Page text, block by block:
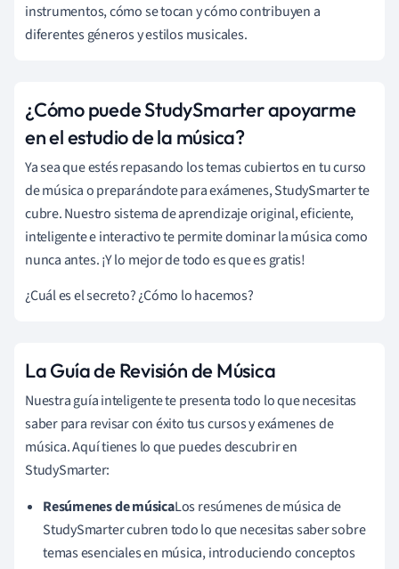
instrumentos, cómo se tocan y cómo contribuyen a
diferentes géneros y estilos musicales.
¿Cómo puede StudySmarter apoyarme
en el estudio de la música?
Ya sea que estés repasando los temas cubiertos en tu curso
de música o preparándote para exámenes, StudySmarter te
cubre. Nuestro sistema de aprendizaje original, eficiente,
inteligente e interactivo te permite dominar la música como
nunca antes. ¡Y lo mejor de todo es que es gratis!
¿Cuál es el secreto? ¿Cómo lo hacemos?
La Guía de Revisión de Música
Nuestra guía inteligente te presenta todo lo que necesitas
saber para revisar con éxito tus cursos y exámenes de
música. Aquí tienes lo que puedes descubrir en
StudySmarter:
Resúmenes de músicaLos resúmenes de música de
StudySmarter cubren todo lo que necesitas saber sobre
temas esenciales en música, introduciendo conceptos